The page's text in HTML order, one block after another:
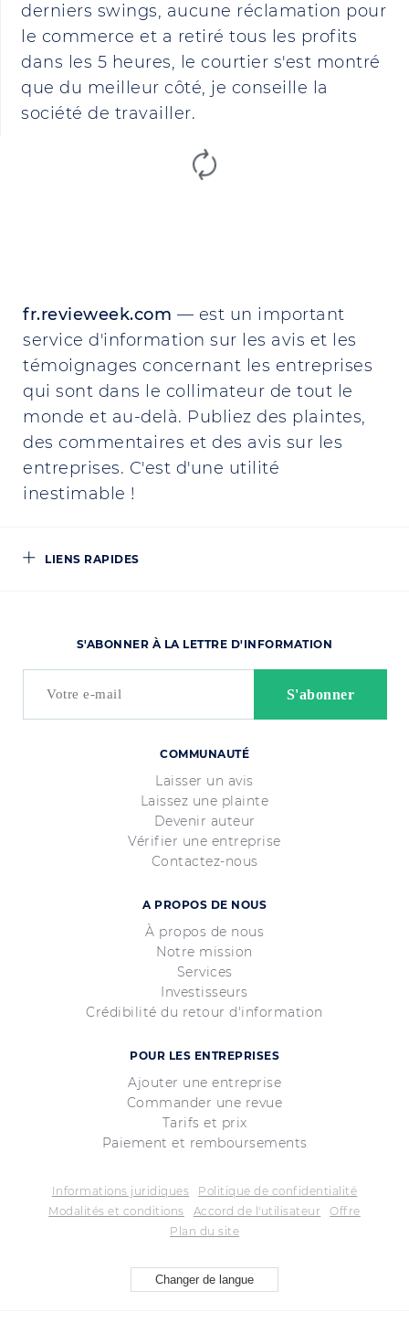
derniers swings, aucune réclamation pour
le commerce et a retiré tous les profits
dans les 5 heures, le courtier s'est montré
que du meilleur côté, je conseille la
société de travailler.
fr.revieweek.com — est un important
service d'information sur les avis et les
témoignages concernant les entreprises
qui sont dans le collimateur de tout le
monde et au-delà. Publiez des plaintes,
des commentaires et des avis sur les
entreprises. C'est d'une utilité
inestimable !
LIENS RAPIDES
COMMUNAUTÉ
Laisser un avis
Laissez une plainte
Devenir auteur
Vérifier une entreprise
Contactez-nous
A PROPOS DE NOUS
À propos de nous
Notre mission
Services
Investisseurs
Crédibilité du retour d'information
POUR LES ENTREPRISES
Ajouter une entreprise
Commander une revue
Tarifs et prix
Paiement et remboursements
S'ABONNER À LA LETTRE D'INFORMATION
Informations juridiques
Politique de confidentialité
Modalités et conditions
Accord de l'utilisateur
Offre
Plan du site
Changer de langue